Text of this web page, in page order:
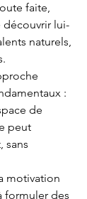
faite,
découvrir lui-
naturels,
:
de
peut
sans
motivation
formuler des